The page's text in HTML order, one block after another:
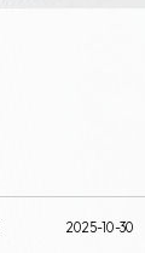
2025-10-30